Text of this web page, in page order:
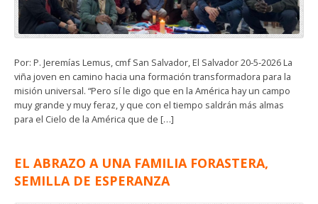
Por: P. Jeremías Lemus, cmf San Salvador, El Salvador 20-5-2026 La
viña joven en camino hacia una formación transformadora para la
misión universal. “Pero sí le digo que en la América hay un campo
muy grande y muy feraz, y que con el tiempo saldrán más almas
para el Cielo de la América que de […]
EL ABRAZO A UNA FAMILIA FORASTERA,
SEMILLA DE ESPERANZA